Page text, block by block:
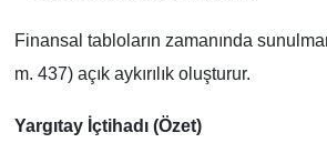
Finansal tabloların zamanında
m. 437) açık aykırılık oluşturur.
Yargıtay İçtihadı (Özet)